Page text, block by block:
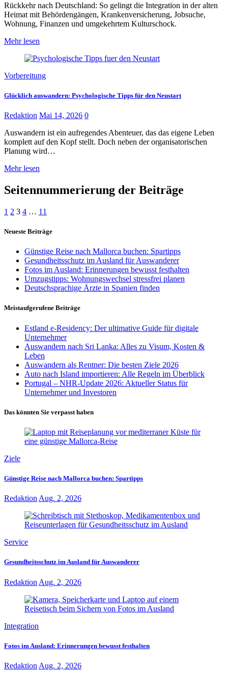
Rückkehr nach Deutschland: So gelingt die Integration in der alten
Heimat mit Behördengängen, Krankenversicherung, Jobsuche,
Wohnung, Finanzen und umgekehrtem Kulturschock.
Mehr lesen
Vorbereitung
Glücklich auswandern: Psychologische Tipps für den Neustart
Redaktion Mai 14, 2026 0
Auswandern ist ein aufregendes Abenteuer, das das eigene Leben
komplett auf den Kopf stellt. Doch neben der organisatorischen
Planung wird…
Mehr lesen
Seitennummerierung der Beiträge
1 2 3 4 … 11
Neueste Beiträge
Günstige Reise nach Mallorca buchen: Spartipps
Gesundheitsschutz im Ausland für Auswanderer
Fotos im Ausland: Erinnerungen bewusst festhalten
Umzugstipps: Wohnungswechsel stressfrei planen
Deutschsprachige Ärzte in Spanien finden
Meistaufgerufene Beiträge
Estland e-Residency: Der ultimative Guide für digitale
Unternehmer
Auswandern nach Sri Lanka: Alles zu Visum, Kosten &
Leben
Auswandern als Rentner: Die besten Ziele 2026
Auto nach Island importieren: Alle Regeln im Überblick
Portugal – NHR-Update 2026: Aktueller Status für
Unternehmer und Investoren
Das könnten Sie verpasst haben
Ziele
Günstige Reise nach Mallorca buchen: Spartipps
Redaktion Aug. 2, 2026
Service
Gesundheitsschutz im Ausland für Auswanderer
Redaktion Aug. 2, 2026
Integration
Fotos im Ausland: Erinnerungen bewusst festhalten
Redaktion Aug. 2, 2026